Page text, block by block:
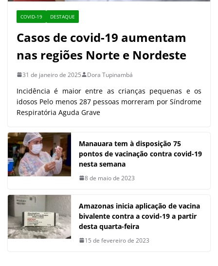
COVID-19 DESTAQUE
Casos de covid-19 aumentam
nas regiões Norte e Nordeste
31 de janeiro de 2025 Dora Tupinambá
Incidência é maior entre as crianças pequenas e os
idosos Pelo menos 287 pessoas morreram por Síndrome
Respiratória Aguda Grave
Manauara tem à disposição 75
pontos de vacinação contra covid-19
nesta semana
8 de maio de 2023
Amazonas inicia aplicação de vacina
bivalente contra a covid-19 a partir
desta quarta-feira
15 de fevereiro de 2023